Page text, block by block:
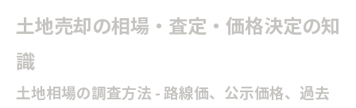
土地売却の相場・査定・価格決定の知
識
土地相場の調査方法 - 路線価、公示価格、過去